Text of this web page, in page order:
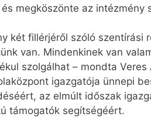
megköszönte az intézmény
két fillérjéről szóló
van. Mindenkinek van
szolgálhat – mondta Veres
igazgatója ünnepi
az elmúlt időszak
támogatók segítségéért.